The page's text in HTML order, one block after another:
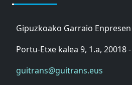
Gipuzkoako Garraio
Portu-Etxe kalea 9, 1.a, 20018
guitrans@guitrans.eus